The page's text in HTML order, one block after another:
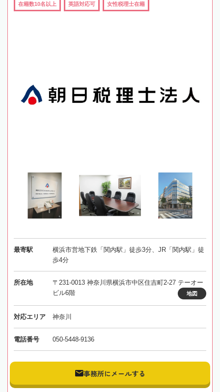
在籍数10名以上 英語対応可 女性税理士在籍
最寄駅
横浜市営地下鉄「関内駅」徒歩3分、JR「関内駅」徒
歩4分
所在地
〒231-0013 神奈川県横浜市中区住吉町2-27 テーオー
ビル6階
地図
対応エリア 神奈川
電話番号 050-5448-9136
事務所にメールする